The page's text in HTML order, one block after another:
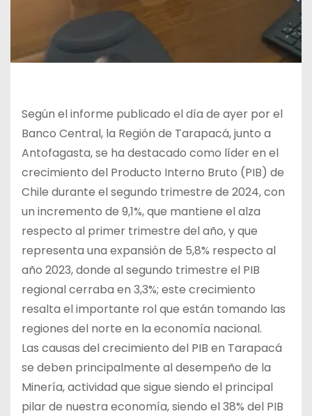
Según el informe publicado el día de ayer por el
Banco Central, la Región de Tarapacá, junto a
Antofagasta, se ha destacado como líder en el
crecimiento del Producto Interno Bruto (PIB) de
Chile durante el segundo trimestre de 2024, con
un incremento de 9,1%, que mantiene el alza
respecto al primer trimestre del año, y que
representa una expansión de 5,8% respecto al
año 2023, donde al segundo trimestre el PIB
regional cerraba en 3,3%; este crecimiento
resalta el importante rol que están tomando las
regiones del norte en la economía nacional.
Las causas del crecimiento del PIB en Tarapacá
se deben principalmente al desempeño de la
Minería, actividad que sigue siendo el principal
pilar de nuestra economía, siendo el 38% del PIB